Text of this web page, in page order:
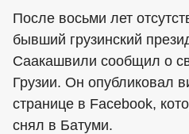
После восьми лет
бывший грузинский
Саакашвили сообщил о
Грузии. Он опубликовал
странице в Facebook,
снял в Батуми.